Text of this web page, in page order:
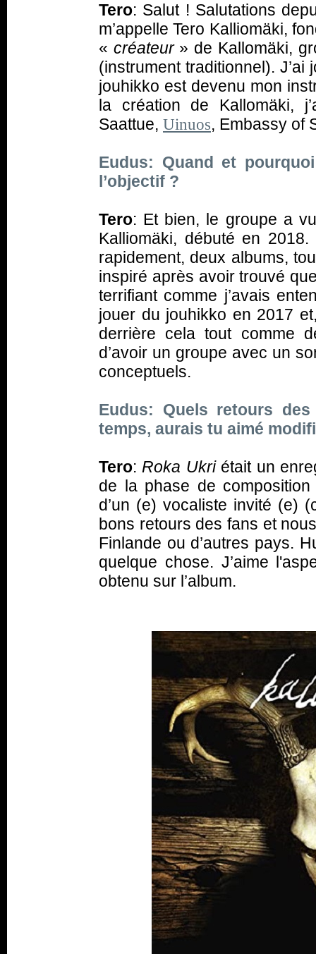
Tero: Salut ! Salutations
m’appelle Tero Kalliomäki,
« créateur » de Kallomäki,
(instrument traditionnel).
jouhikko est devenu mon
la création de Kallomäki,
Saattue, Uinuos, Embassy of
Eudus: Quand et
l’objectif ?
Tero: Et bien, le groupe a
Kalliomäki, débuté en
rapidement, deux albums,
inspiré après avoir trouvé
terrifiant comme j’avais
jouer du jouhikko en 2017
derrière cela tout comme
d’avoir un groupe avec un
conceptuels.
Eudus: Quels retours
temps, aurais tu aimé
Tero: Roka Ukriétait un
de la phase de
d’un (e) vocaliste invité (e)
bons retours des fans et
Finlande ou d’autres pays.
quelque chose. J’aime
obtenu sur l’album.